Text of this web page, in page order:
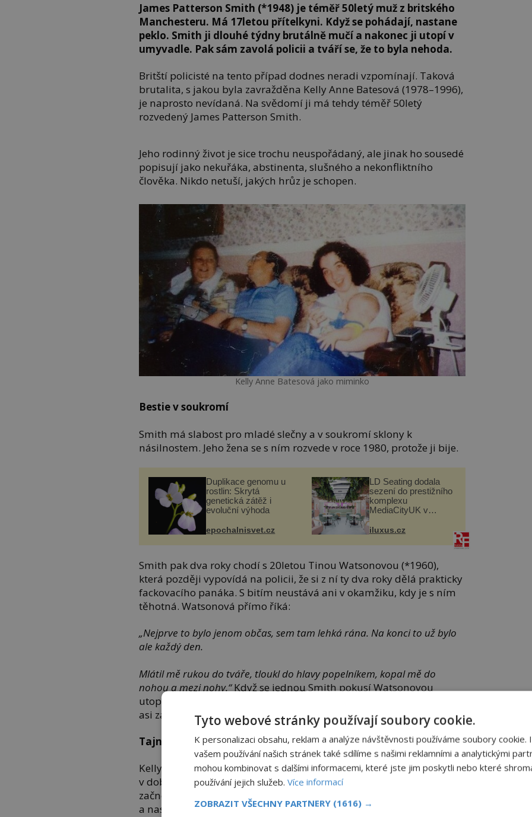
James Patterson Smith (*1948) je téměř 50letý muž z britského
Manchesteru. Má 17letou přítelkyni. Když se pohádají, nastane
peklo. Smith ji dlouhé týdny brutálně mučí a nakonec ji utopí v
umyvadle. Pak sám zavolá policii a tváří se, že to byla nehoda.
Britští policisté na tento případ dodnes neradi vzpomínají. Taková
brutalita, s jakou byla zavražděna Kelly Anne Batesová (1978–1996),
je naprosto nevídaná. Na svědomí ji má tehdy téměř 50letý
rozvedený James Patterson Smith.
Jeho rodinný život je sice trochu neuspořádaný, ale jinak ho sousedé
popisují jako nekuřáka, abstinenta, slušného a nekonfliktního
člověka. Nikdo netuší, jakých hrůz je schopen.
Kelly Anne Batesová jako miminko
Bestie v soukromí
Smith má slabost pro mladé slečny a v soukromí sklony k
násilnostem. Jeho žena se s ním rozvede v roce 1980, protože ji bije.
Duplikace genomu u
rostlin: Skrytá
genetická zátěž i
evoluční výhoda
epochalnisvet.cz
LD Seating dodala
sezení do prestižního
komplexu
MediaCityUK v
iluxus.cz
Smith pak dva roky chodí s 20letou Tinou Watsonovou (*1960),
která později vypovídá na policii, že si z ní ty dva roky dělá prakticky
fackovacího panáka. S bitím neustává ani v okamžiku, kdy je s ním
těhotná. Watsonová přímo říká:
„Nejprve to bylo jenom občas, sem tam lehká rána. Na konci to už bylo
ale každý den.
Mlátil mě rukou do tváře, tloukl do hlavy popelníkem, kopal mě do
nohou a mezi nohy.“Když se jednou Smith pokusí Watsonovou
utopit, zatímco se koupe ve vaně, mladá žena od něj uteče, a tak si
asi zachrání život. Další přítelkyně už takové štěstí nemá.
Tajný vztah
Kelly Anne Batesová je teenagerka, která se se Smithem seznámila
v době, kdy jí bylo 14 let. Smith na ní udělá velký dojem a oba se
začnou pravidelně vídat. Asi o dva roky později opustí Kelly školu
a nastěhuje se ke Smithovi.
Tyto webové stránky používají soubory cookie.
K personalizaci obsahu, reklam a analýze návštěvnosti používáme soubory cookie.
vašem používání našich stránek také sdílíme s našimi reklamními a analytickými
mohou kombinovat s dalšími informacemi, které jste jim poskytli nebo které
používání jejich služeb. Více informací
ZOBRAZIT VŠECHNY PARTNERY (1616) →